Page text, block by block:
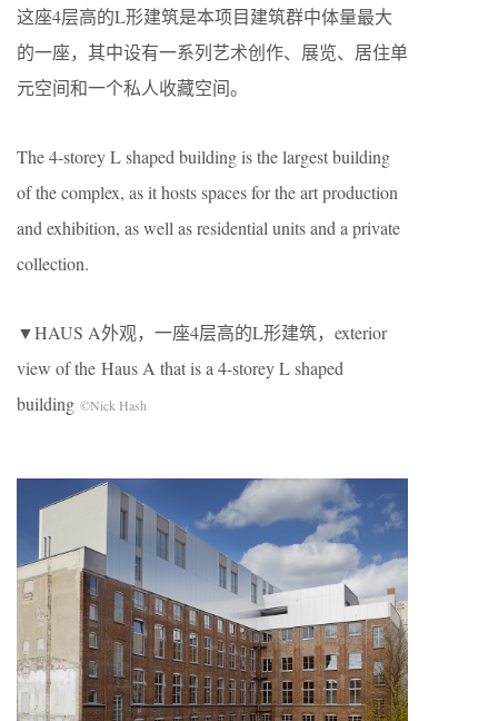
这座4层高的L形建筑是本项目建筑群中体量最大
的一座，其中设有一系列艺术创作、展览、居住单
元空间和一个私人收藏空间。
The 4-storey L shaped building is the largest building
of the complex, as it hosts spaces for the art production
and exhibition, as well as residential units and a private
collection.
▼HAUS A外观，一座4层高的L形建筑，exterior
view of the Haus A that is a 4-storey L shaped
building ©Nick Hash